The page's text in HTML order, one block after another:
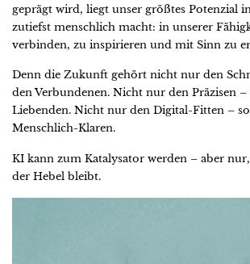
geprägt wird, liegt unser größtes Potenzial
zutiefst menschlich macht: in unserer
verbinden, zu inspirieren und mit Sinn zu
Denn die Zukunft gehört nicht nur den
den Verbundenen. Nicht nur den Präzisen
Liebenden. Nicht nur den Digital-Fitten –
Menschlich-Klaren.
KI kann zum Katalysator werden – aber
der Hebel bleibt.